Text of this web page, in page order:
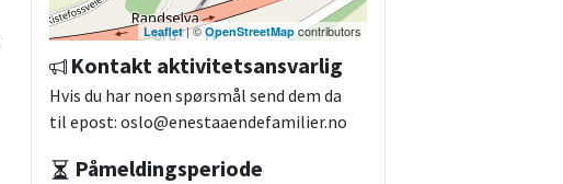
Leaflet| ©OpenStreetMap contributors
Kontakt aktivitetsansvarlig
Hvis du har noen spørsmål send dem da
til epost: oslo@enestaaendefamilier.no
Påmeldingsperiode